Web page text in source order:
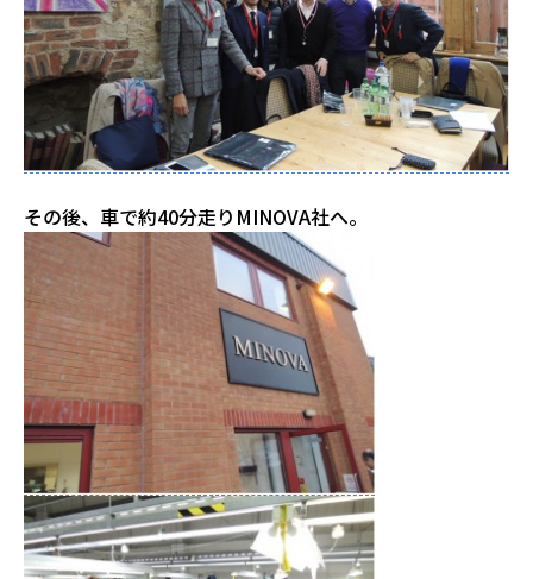
その後、車で約40分走りMINOVA社へ。